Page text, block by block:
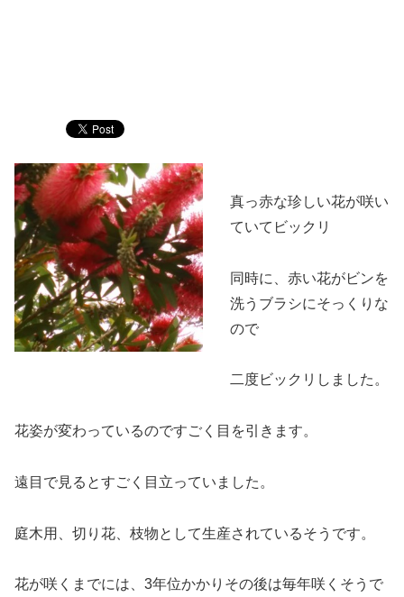
真っ赤な珍しい花が咲い
ていてビックリ
同時に、赤い花がビンを
洗うブラシにそっくりな
ので
二度ビックリしました。
花姿が変わっているのですごく目を引きます。
遠目で見るとすごく目立っていました。
庭木用、切り花、枝物として生産されているそうです。
花が咲くまでには、3年位かかりその後は毎年咲くそうで